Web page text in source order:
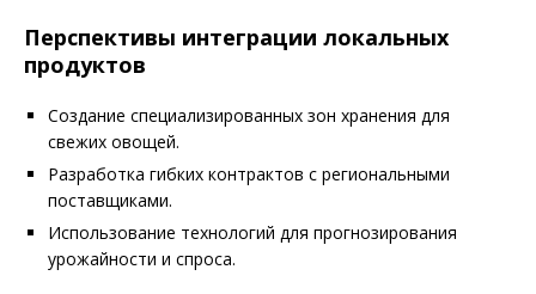
Перспективы интеграции локальных
продуктов
Создание специализированных зон хранения для
свежих овощей.
Разработка гибких контрактов с региональными
поставщиками.
Использование технологий для прогнозирования
урожайности и спроса.